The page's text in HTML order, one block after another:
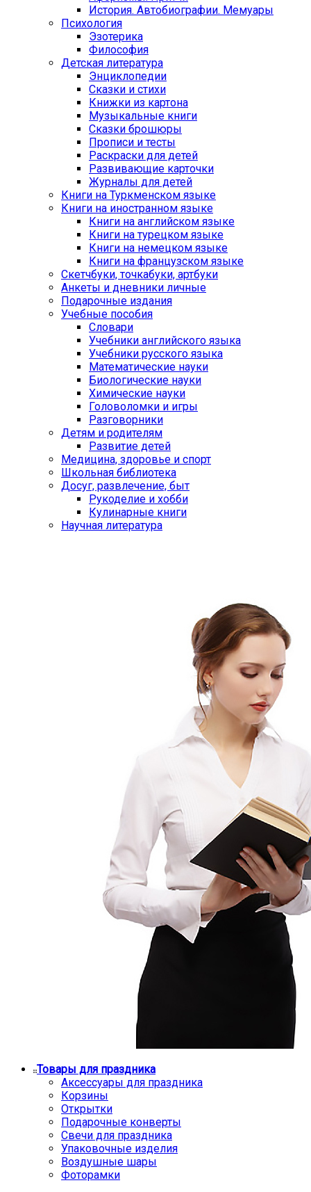
История. Автобиографии. Мемуары
Психология
Эзотерика
Философия
Детская литература
Энциклопедии
Сказки и стихи
Книжки из картона
Музыкальные книги
Сказки брошюры
Прописи и тесты
Раскраски для детей
Развивающие карточки
Журналы для детей
Книги на Туркменском языке
Книги на иностранном языке
Книги на английском языке
Книги на турецком языке
Книги на немецком языке
Книги на французском языке
Cкетчбуки, точкабуки, артбуки
Анкеты и дневники личные
Подарочные издания
Учебные пособия
Словари
Учебники английского языка
Учебники русского языка
Математические науки
Биологические науки
Химические науки
Головоломки и игры
Разговорники
Детям и родителям
Развитие детей
Медицина, здоровье и спорт
Школьная библиотека
Досуг, развлечение, быт
Рукоделие и хобби
Кулинарные книги
Научная литература
Товары для праздника
Аксессуары для праздника
Корзины
Открытки
Подарочные конверты
Свечи для праздника
Упаковочные изделия
Воздушные шары
Фоторамки